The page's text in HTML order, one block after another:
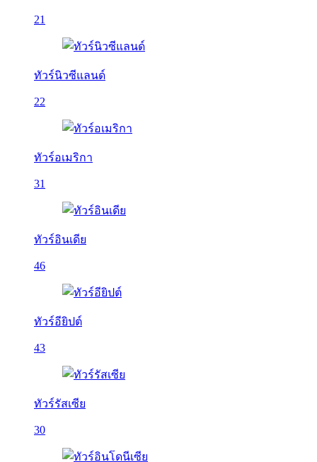
21
ทัวร์นิวซีแลนด์
22
ทัวร์อเมริกา
31
ทัวร์อินเดีย
46
ทัวร์อียิปต์
43
ทัวร์รัสเซีย
30